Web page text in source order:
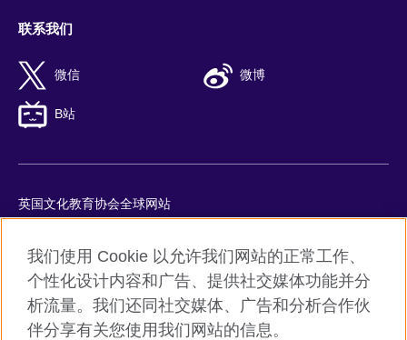
联系我们
微信 微博
B站
英国文化教育协会全球网站
Cookie
网站地图
ICP number: 京ICP备10044692号-8
我们使用 Cookie 以允许我们网站的正常工作、
个性化设计内容和广告、提供社交媒体功能并分
析流量。我们还同社交媒体、广告和分析合作伙
伴分享有关您使用我们网站的信息。